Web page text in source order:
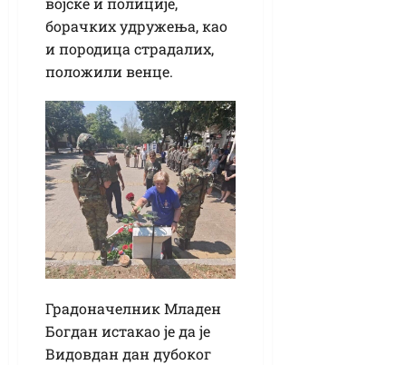
борачких удружења, као
и породица страдалих,
положили венце.
Градоначелник Младен
Богдан истакао је да је
Видовдан дан дубоког